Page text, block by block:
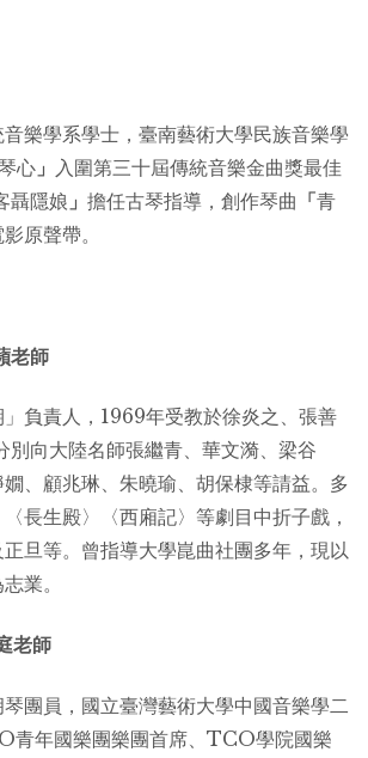
樂學系學士，臺南藝術大學民族音樂學
心 」 入圍第三十屆傳統音樂金曲獎最佳
聶隱娘 」 擔任古琴指導，創作琴曲 「青
原聲帶。
老師
」負責人，1969年受教於徐炎之、張善
別向大陸名師張繼青、華文漪、梁谷
、顧兆琳、朱曉瑜、胡保棣等請益。多
長生殿〉〈西廂記〉等劇目中折子戲，
旦等。曾指導大學崑曲社團多年，現以
業。
老師
團員，國立臺灣藝術大學中國音樂學二
青年國樂團樂團首席、TCO學院國樂